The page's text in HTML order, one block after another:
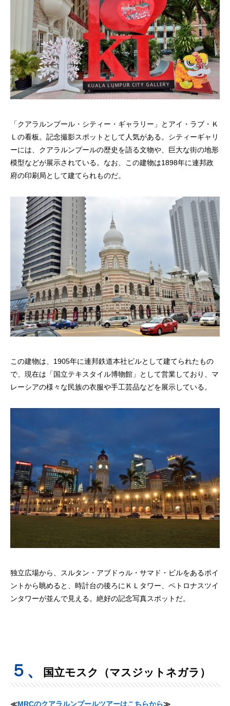
「クアラルンプール・シティー・ギャラリー」とアイ・ラブ・Ｋ
Ｌの看板。記念撮影スポットとして人気がある。シティーギャリ
ーには、クアラルンプールの歴史を語る文物や、巨大な街の地形
模型などが展示されている。なお、この建物は1898年に連邦政
府の印刷局として建てられものだ。
この建物は、1905年に連邦鉄道本社ビルとして建てられたもの
で、現在は「国立テキスタイル博物館」として営業しており、マ
レーシアの様々な民族の衣服や手工芸品などを展示している。
独立広場から、スルタン・アブドゥル・サマド・ビルをあるポイ
ントから眺めると、時計台の後ろにＫＬタワー、ペトロナスツイ
ンタワーが並んで見える。絶好の記念写真スポットだ。
５、 国立モスク（マスジットネガラ）
≪MRCのクアラルンプールツアーはこちらから≫